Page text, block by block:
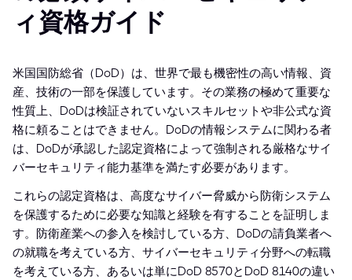
ィ資格ガイド
米国国防総省（DoD）は、世界で最も機密性の高い情報、資
産、技術の一部を保護しています。その業務の極めて重要な
性質上、DoDは検証されていないスキルセットや非公式な資
格に頼ることはできません。DoDの情報システムに関わる者
は、DoDが承認した認定資格によって強制される厳格なサイ
バーセキュリティ能力基準を満たす必要があります。
これらの認定資格は、高度なサイバー脅威から防衛システム
を保護するために必要な知識と経験を有することを証明しま
す。防衛産業への参入を検討している方、DoDの請負業者へ
の就職を考えている方、サイバーセキュリティ分野への転職
を考えている方、あるいは単にDoD 8570とDoD 8140の違い